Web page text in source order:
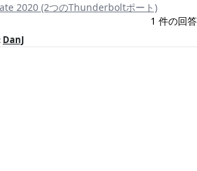
2020 (2つのThunderboltポート)
1 件の回答
: DanJ